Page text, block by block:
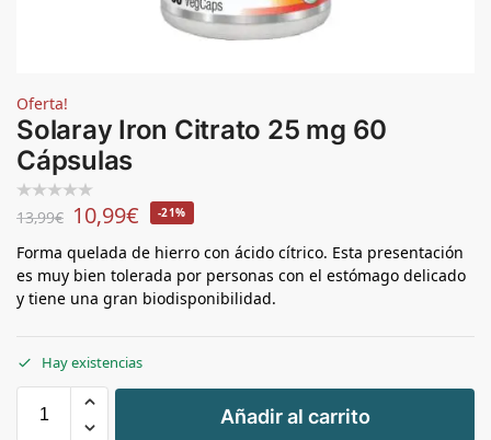
Oferta!
Solaray Iron Citrato 25 mg 60
Cápsulas
13,99€ 10,99€ -21%
Forma quelada de hierro con ácido cítrico. Esta presentación
es muy bien tolerada por personas con el estómago delicado
y tiene una gran biodisponibilidad.
Hay existencias
+
-
Añadir al carrito